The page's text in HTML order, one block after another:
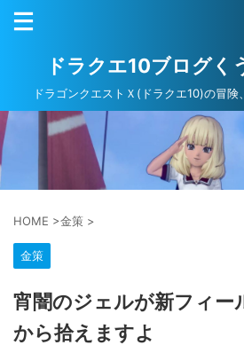
ドラクエ10ブログく
ドラゴンクエストＸ(ドラクエ10)の冒
HOME >金策 >
金策
宵闇のジェルが新フィー
から拾えますよ